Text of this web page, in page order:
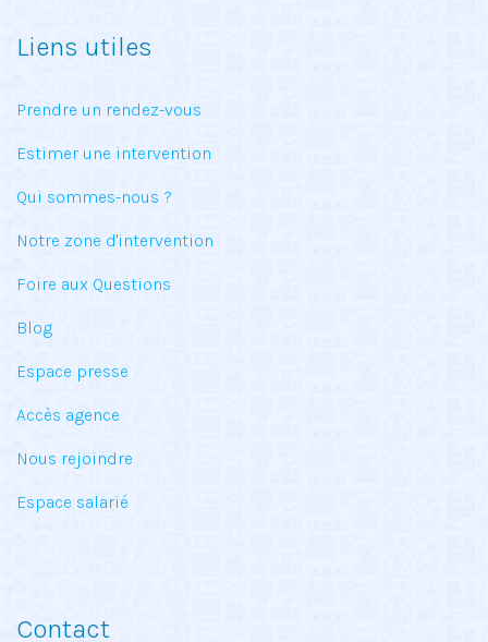
Liens utiles
Prendre un rendez-vous
Estimer une intervention
Qui sommes-nous ?
Notre zone d'intervention
Foire aux Questions
Blog
Espace presse
Accès agence
Nous rejoindre
Espace salarié
Contact